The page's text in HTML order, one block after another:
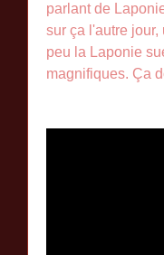
parlant de
sur ça l'autre
peu la Laponie
magnifiques. Ça